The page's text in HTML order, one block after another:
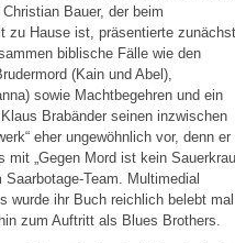
Bauer, der beim
zu Hause ist, präsentierte
biblische Fälle wie den
(Kain und Abel),
sowie Machtbegehren und ein
Brabänder seinen inzwischen
eher ungewöhnlich vor, denn er
mit „Gegen Mord ist kein
Team. Multimedial
wurde ihr Buch reichlich belebt mal
zum Auftritt als Blues Brothers.